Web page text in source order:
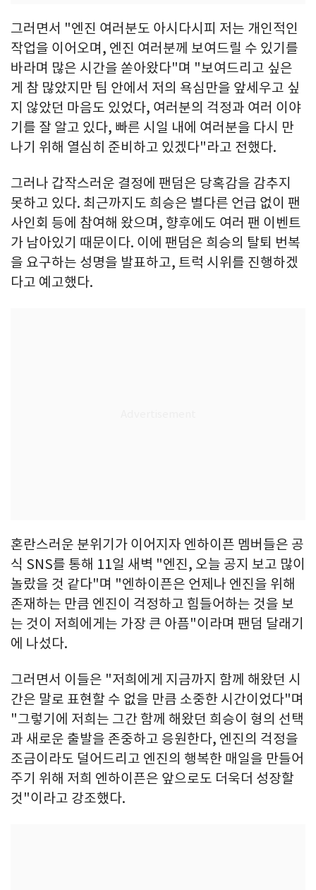
그러면서 "엔진 여러분도 아시다시피 저는 개인적인
작업을 이어오며, 엔진 여러분께 보여드릴 수 있기를
바라며 많은 시간을 쏟아왔다"며 "보여드리고 싶은
게 참 많았지만 팀 안에서 저의 욕심만을 앞세우고 싶
지 않았던 마음도 있었다, 여러분의 걱정과 여러 이야
기를 잘 알고 있다, 빠른 시일 내에 여러분을 다시 만
나기 위해 열심히 준비하고 있겠다"라고 전했다.
그러나 갑작스러운 결정에 팬덤은 당혹감을 감추지
못하고 있다. 최근까지도 희승은 별다른 언급 없이 팬
사인회 등에 참여해 왔으며, 향후에도 여러 팬 이벤트
가 남아있기 때문이다. 이에 팬덤은 희승의 탈퇴 번복
을 요구하는 성명을 발표하고, 트럭 시위를 진행하겠
다고 예고했다.
혼란스러운 분위기가 이어지자 엔하이픈 멤버들은 공
식 SNS를 통해 11일 새벽 "엔진, 오늘 공지 보고 많이
놀랐을 것 같다"며 "엔하이픈은 언제나 엔진을 위해
존재하는 만큼 엔진이 걱정하고 힘들어하는 것을 보
는 것이 저희에게는 가장 큰 아픔"이라며 팬덤 달래기
에 나섰다.
그러면서 이들은 "저희에게 지금까지 함께 해왔던 시
간은 말로 표현할 수 없을 만큼 소중한 시간이었다"며
"그렇기에 저희는 그간 함께 해왔던 희승이 형의 선택
과 새로운 출발을 존중하고 응원한다, 엔진의 걱정을
조금이라도 덜어드리고 엔진의 행복한 매일을 만들어
주기 위해 저희 엔하이픈은 앞으로도 더욱더 성장할
것"이라고 강조했다.